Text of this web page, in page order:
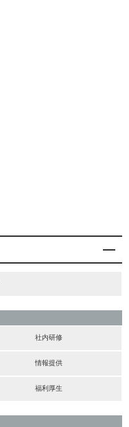
社内研修
情報提供
福利厚生